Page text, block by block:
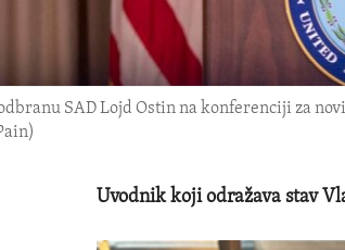
SAD Lojd Ostin na konferenciji za
Uvodnik koji odražava stav